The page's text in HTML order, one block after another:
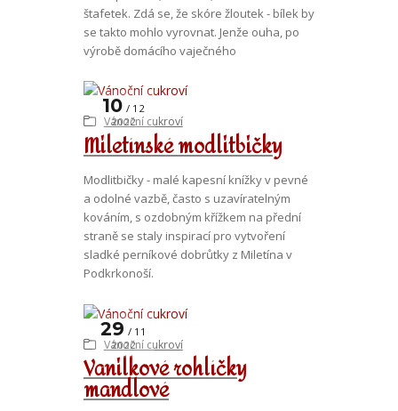
štafetek. Zdá se, že skóre žloutek - bílek by
se takto mohlo vyrovnat. Jenže ouha, po
výrobě domácího vaječného
Miletínské modlitbičky
10
12
2022
Vánoční cukroví
Modlitbičky - malé kapesní knížky v pevné
a odolné vazbě, často s uzavíratelným
kováním, s ozdobným křížkem na přední
straně se staly inspirací pro vytvoření
sladké perníkové dobrůtky z Miletína v
Podkrkonoší.
Vanilkové rohlíčky
mandlové
29
11
2022
Vánoční cukroví